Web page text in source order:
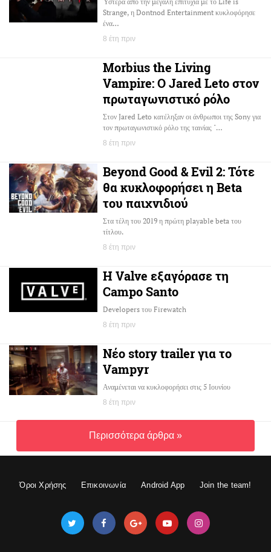
Strange, η Dontnod Entertainment κυκλοφόρησε
ένα…
8 έτη πριν
Morbius the Living
Vampire: Ο Jared Leto στον
πρωταγωνιστικό ρόλο
Στον Jared Leto κατέληξαν οι άνθρωποι της Sony για
τον πρωταγωνιστικό ρόλο της ταινίας "…
8 έτη πριν
Beyond Good & Evil 2: Τότε
θα κυκλοφορήσει η Beta
του παιχνιδιού
Στα τέλη του 2019 η πρώτη playable beta του
τίτλου.
8 έτη πριν
Η Valve εξαγόρασε τη
Campo Santo
Developers του Firewatch
8 έτη πριν
Νέο story trailer για το
Vampyr
Αναμένεται να κυκλοφορήσει στις 5 Ιουνίου
8 έτη πριν
Περισσότερα άρθρα »
Όροι Χρήσης Επικοινωνία Android App Join the team!